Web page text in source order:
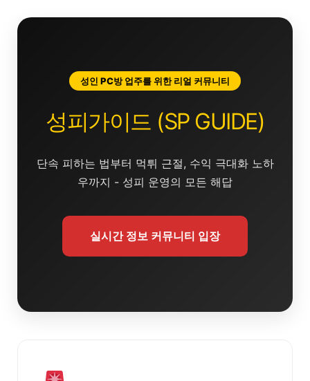
성인 PC방 업주를 위한 리얼 커뮤니티
성피가이드 (SP GUIDE)
단속 피하는 법부터 먹튀 근절, 수익 극대화 노하
우까지 - 성피 운영의 모든 해답
실시간 정보 커뮤니티 입장